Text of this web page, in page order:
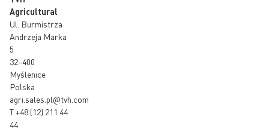
Agricultural
Ul. Burmistrza
Andrzeja Marka
5
32–400
Myślenice
Polska
agri.sales.pl@tvh.com
T+48 (12) 211 44
44